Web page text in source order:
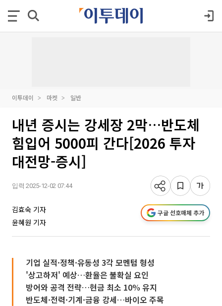
이투데이 마켓 일반
내년 증시는 강세장 2막…반도체
힘입어 5000피 간다[2026 투자
대전망-증시]
입력 2025-12-02 07:44
김효숙 기자
윤혜원 기자
구글 선호매체 추가
기업 실적·정책·유동성 3각 모멘텀 형성
'상고하저' 예상…환율은 불확실 요인
방어와 공격 전략…현금 최소 10% 유지
반도체·전력·기계·금융 강세…바이오 주목